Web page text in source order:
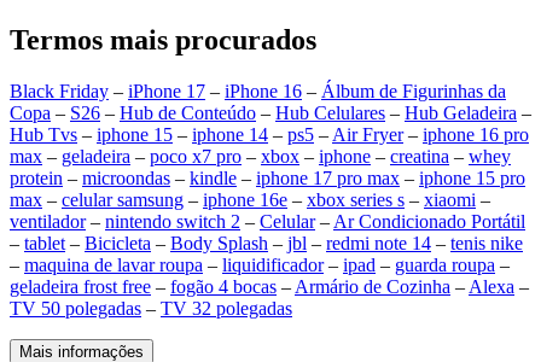
Termos mais procurados
Black Friday – iPhone 17 – iPhone 16 – Álbum de Figurinhas da
Copa – S26 – Hub de Conteúdo – Hub Celulares – Hub Geladeira –
Hub Tvs – iphone 15 – iphone 14 – ps5 – Air Fryer– iphone 16 pro
max – geladeira – poco x7 pro – xbox – iphone – creatina – whey
protein – microondas – kindle – iphone 17 pro max – iphone 15 pro
max – celular samsung – iphone 16e – xbox series s – xiaomi –
ventilador– nintendo switch 2 – Celular– Ar Condicionado Portátil
– tablet – Bicicleta – Body Splash – jbl – redmi note 14 – tenis nike
– maquina de lavar roupa – liquidificador– ipad – guarda roupa –
geladeira frost free – fogão 4 bocas – Armário de Cozinha – Alexa –
TV 50 polegadas – TV 32 polegadas
Mais informações